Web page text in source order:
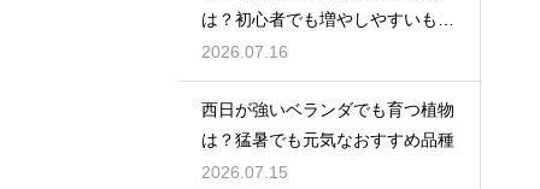
は？初心者でも増やしやすいもの
を紹介
2026.07.16
西日が強いベランダでも育つ植物
は？猛暑でも元気なおすすめ品種
2026.07.15